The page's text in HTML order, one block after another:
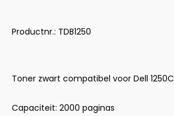
Productnr.: TDB1250
Toner zwart compatibel voor Dell 1250C
Capaciteit: 2000 paginas